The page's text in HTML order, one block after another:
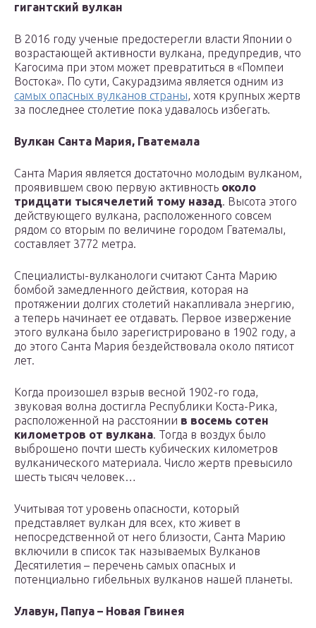
гигантский вулкан
В 2016 году ученые предостерегли власти Японии о
возрастающей активности вулкана, предупредив, что
Кагосима при этом может превратиться в «Помпеи
Востока». По сути, Сакурадзима является одним из
самых опасных вулканов страны, хотя крупных жертв
за последнее столетие пока удавалось избегать.
Вулкан Санта Мария, Гватемала
Санта Мария является достаточно молодым вулканом,
проявившем свою первую активность около
тридцати тысячелетий тому назад. Высота этого
действующего вулкана, расположенного совсем
рядом со вторым по величине городом Гватемалы,
составляет 3772 метра.
Специалисты-вулканологи считают Санта Марию
бомбой замедленного действия, которая на
протяжении долгих столетий накапливала энергию,
а теперь начинает ее отдавать. Первое извержение
этого вулкана было зарегистрировано в 1902 году, а
до этого Санта Мария бездействовала около пятисот
лет.
Когда произошел взрыв весной 1902-го года,
звуковая волна достигла Республики Коста-Рика,
расположенной на расстоянии в восемь сотен
километров от вулкана. Тогда в воздух было
выброшено почти шесть кубических километров
вулканического материала. Число жертв превысило
шесть тысяч человек…
Учитывая тот уровень опасности, который
представляет вулкан для всех, кто живет в
непосредственной от него близости, Санта Марию
включили в список так называемых Вулканов
Десятилетия – перечень самых опасных и
потенциально гибельных вулканов нашей планеты.
Улавун, Папуа – Новая Гвинея